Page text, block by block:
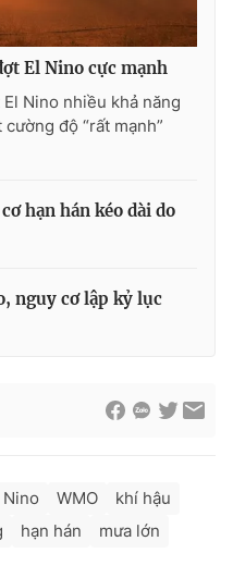
El Nino cực mạnh
Nino nhiều khả năng
độ “rất mạnh”
hạn hán kéo dài do
nguy cơ lập kỷ lục
Nino WMO
khí hậu
hạn hán
mưa lớn